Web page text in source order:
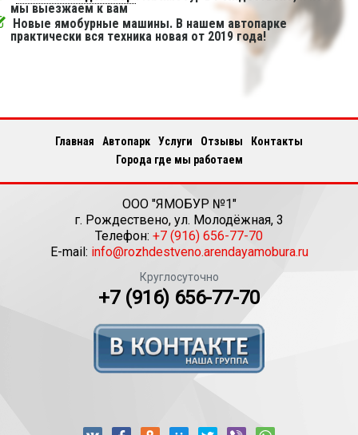
мы выезжаем к вам
Новые ямобурные машины. В нашем автопарке
практически вся техника новая от 2019 года!
Главная Автопарк Услуги Отзывы
Контакты
Города где мы работаем
ООО "ЯМОБУР №1"
г. Рождествено, ул. Молодёжная, 3
Телефон: +7 (916) 656-77-70
E-mail: info@rozhdestveno.arendayamobura.ru
Круглосуточно
+7 (916) 656-77-70